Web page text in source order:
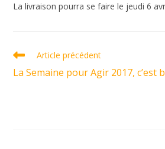
La livraison pourra se faire le jeudi 6
Read
articles
Article précédent
La Semaine pour Agir 2017, c’est